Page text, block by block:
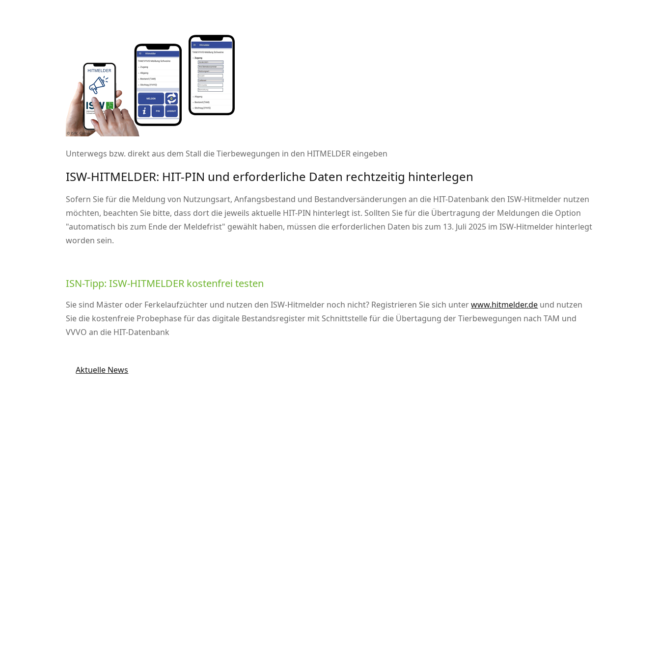
Unterwegs bzw. direkt aus dem Stall die Tierbewegungen in den HITMELDER eingeben
ISW-HITMELDER: HIT-PIN und erforderliche Daten rechtzeitig hinterlegen
Sofern Sie für die Meldung von Nutzungsart, Anfangsbestand und Bestandversänderungen an die HIT-Datenbank den ISW-Hitmelder nutzen
möchten, beachten Sie bitte, dass dort die jeweils aktuelle HIT-PIN hinterlegt ist. Sollten Sie für die Übertragung der Meldungen die Option
automatisch bis zum Ende der Meldefrist gewählt haben, müssen die erforderlichen Daten bis zum 13. Juli 2025 im ISW-Hitmelder hinterlegt
worden sein.
ISN-Tipp: ISW-HITMELDER kostenfrei testen
Sie sind Mäster oder Ferkelaufzüchter und nutzen den ISW-Hitmelder noch nicht? Registrieren Sie sich unterwww.hitmelder.de und nutzen
Sie die kostenfreie Probephase für das digitale Bestandsregister mit Schnittstelle für die Übertagung der Tierbewegungen nach TAM und
VVVO an die HIT-Datenbank
Aktuelle News